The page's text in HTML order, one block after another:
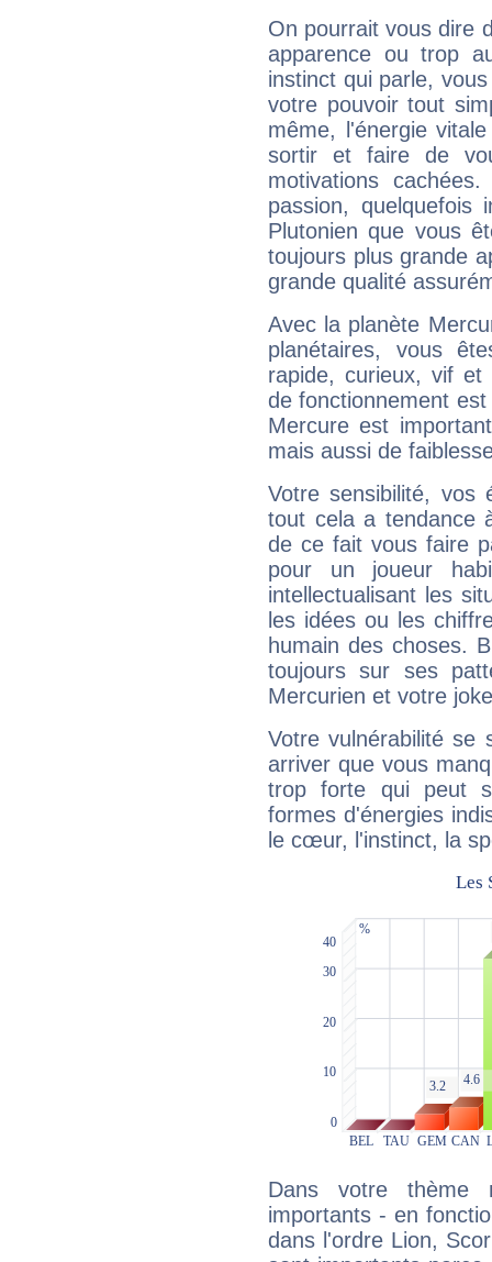
On pourrait vous dire
apparence ou trop
instinct qui parle,
votre pouvoir tout
même, l'énergie
sortir et faire de
motivations
passion, quelquefois
Plutonien que vous
toujours plus grande
grande qualité
Avec la planète
planétaires, vous
rapide, curieux, vif et
de fonctionnement
Mercure est
mais aussi de
Votre sensibilité,
tout cela a tendance
de ce fait vous faire
pour un joueur
intellectualisant les
les idées ou les
humain des choses.
toujours sur ses
Mercurien et votre
Votre vulnérabilité se
arriver que vous
trop forte qui peut
formes d'énergies
le cœur, l'instinct, la
Dans votre thème
importants - en
dans l'ordre Lion,